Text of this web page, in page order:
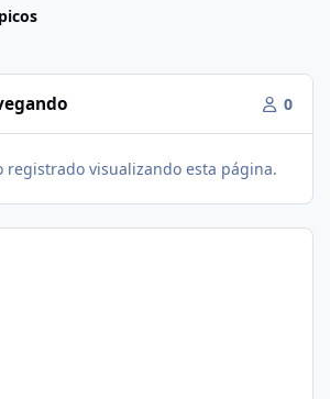
0
registrado visualizando esta página.